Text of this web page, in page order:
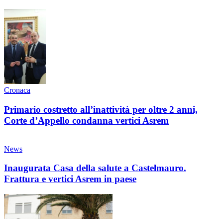
Cronaca
Primario costretto all’inattività per oltre 2 anni,
Corte d’Appello condanna vertici Asrem
News
Inaugurata Casa della salute a Castelmauro.
Frattura e vertici Asrem in paese